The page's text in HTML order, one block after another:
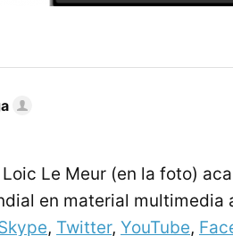
Le Meur (en la foto)
en material multimedia
, Twitter, YouTube,